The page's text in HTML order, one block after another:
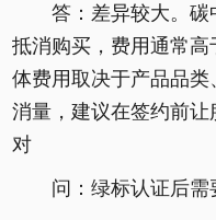
答：差异较大。
抵消购买，费用通常
体费用取决于产品品
消量，建议在签约前
对
问：绿标认证后需